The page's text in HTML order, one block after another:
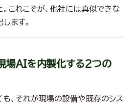
これこそが、他社には真似できな
ます。
AIを内製化する2つの
も、それが現場の設備や既存のシス